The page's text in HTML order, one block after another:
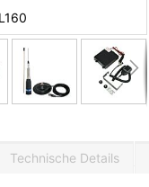
Technische Details